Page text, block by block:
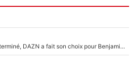
La Liga sur beIN Sports c’est terminé, DAZN a fait son choix pour Benjamin Da Silva et Omar Da Fonseca !